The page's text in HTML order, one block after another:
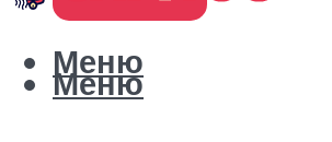
Меню
Меню